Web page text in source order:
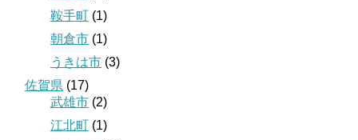
鞍手町 (1)
朝倉市 (1)
うきは市 (3)
佐賀県 (17)
武雄市 (2)
江北町 (1)